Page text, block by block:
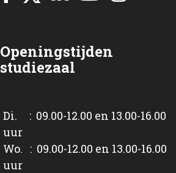
Openingstijden
studiezaal
Di. : 09.00-12.00 en 13.00-16.00
uur
Wo. : 09.00-12.00 en 13.00-16.00
uur